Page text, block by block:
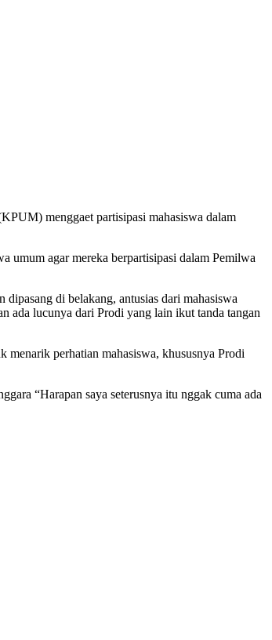
menggaet partisipasi mahasiswa dalam
umum agar mereka berpartisipasi dalam Pemilwa
di belakang, antusias dari mahasiswa
ada lucunya dari Prodi yang lain ikut tanda tangan
menarik perhatian mahasiswa, khususnya Prodi
“Harapan saya seterusnya itu nggak cuma ada